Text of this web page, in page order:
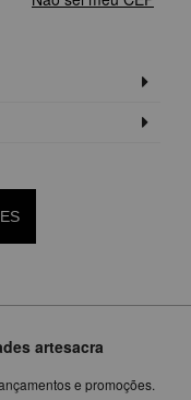
artesacra
e promoções.